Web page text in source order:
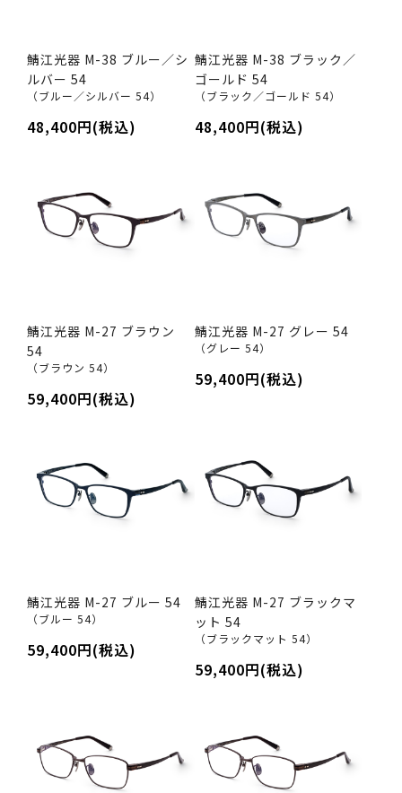
鯖江光器 M-38 ブルー／シ
ルバー 54
（ブルー／シルバー 54）
48,400円(税込)
鯖江光器 M-38 ブラック／
ゴールド 54
（ブラック／ゴールド 54）
48,400円(税込)
鯖江光器 M-27 ブラウン
54
（ブラウン 54）
59,400円(税込)
鯖江光器 M-27 グレー 54
（グレー 54）
59,400円(税込)
鯖江光器 M-27 ブルー 54
（ブルー 54）
59,400円(税込)
鯖江光器 M-27 ブラックマ
ット 54
（ブラックマット 54）
59,400円(税込)